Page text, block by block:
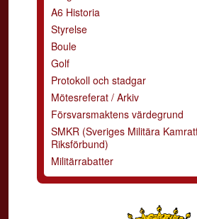
A6 Historia
Styrelse
Boule
Golf
Protokoll och stadgar
Mötesreferat / Arkiv
Försvarsmaktens värdegrund
SMKR (Sveriges Militära
Riksförbund)
Militärrabatter